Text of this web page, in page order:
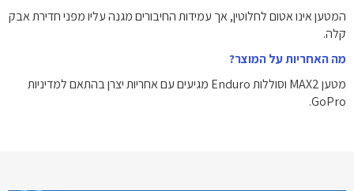
המטען אינו אטום לחלוטין, אך עמידות החיבורים מגנה עליו מפני חדירת אבק
קלה.
מה האחריות על המוצר?
מטען MAX2 וסוללות Enduro מגיעים עם אחריות יצרן בהתאם למדיניות
GoPro.